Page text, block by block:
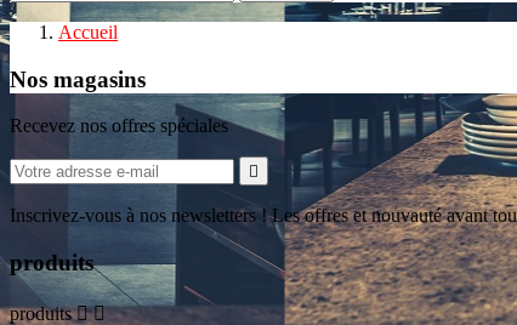
Accueil
Nos magasins
Recevez nos offres spéciales

Inscrivez-vous à nos newsletters ! Les offres et nouvauté avant
produits
produits  